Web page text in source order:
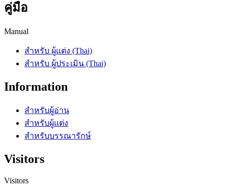
คู่มือ
Manual
สำหรับ ผู้แต่ง (Thai)
สำหรับ ผู้ประเมิน (Thai)
Information
สำหรับผู้อ่าน
สำหรับผู้แต่ง
สำหรับบรรณารักษ์
Visitors
Visitors